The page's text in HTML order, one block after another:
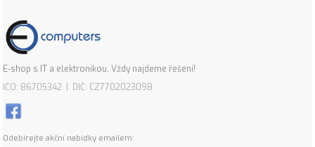
E-shop s IT a elektronikou. Vždy najdeme řešení!
IČO: 86705342 | DIČ: CZ7702023098
Odebírejte akční nabídky emailem: